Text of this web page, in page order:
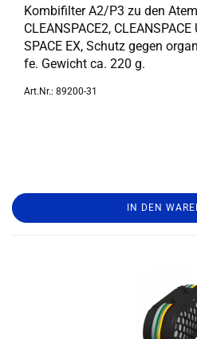
Kom­bi­fil­ter A2/P3 zu den
CLEANSPACE2,
SPACE EX, Schutz gegen
fe. Ge­wicht ca. 220 g.
Art.Nr.: 89200-31
IN DEN